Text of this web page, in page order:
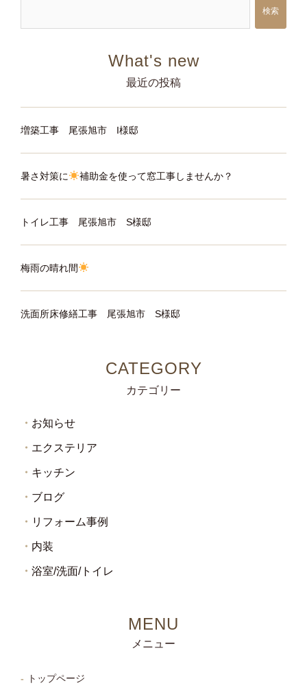
ョ
検索
最近の投稿
増築工事 尾張旭市 I様邸
暑さ対策に 補助金を使って窓工事しませんか？
トイレ工事 尾張旭市 S様邸
梅雨の晴れ間
洗面所床修繕工事 尾張旭市 S様邸
カテゴリー
お知らせ
エクステリア
キッチン
ブログ
リフォーム事例
内装
浴室/洗面/トイレ
メニュー
トップページ